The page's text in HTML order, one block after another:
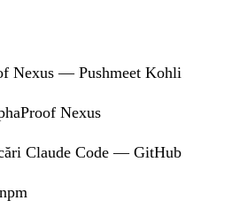
Nexus — Pushmeet Kohli
Nexus
Claude Code — GitHub